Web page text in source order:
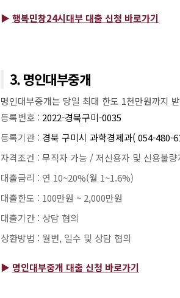
▶ 행복민창24시대부 대출 신청 바로가기
3. 명인대부중개
명인대부중개는 당일 최대 한도 1천만원까지
등록번호 : 2022-경북구미-0035
등록기관 : 경북 구미시 과학경제과( 054-480-
자격조건 : 무직자 가능 / 저신용자 및 신용불량
대출금리 : 연 10~20%(월 1~1.6%)
대출한도 : 100만원 ~ 2,000만원
대출기간 : 상담 협의
상환방법 : 월변, 일수 및 상담 협의
▶ 명인대부중개 대출 신청 바로가기